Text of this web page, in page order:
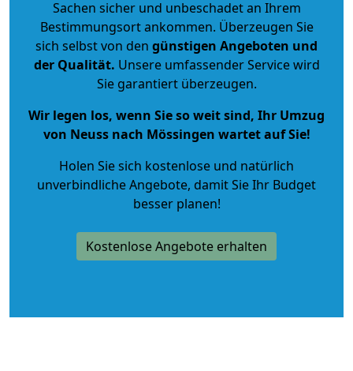
Sachen sicher und unbeschadet an Ihrem
Bestimmungsort ankommen. Überzeugen Sie
sich selbst von den günstigen Angeboten und
der Qualität. Unsere umfassender Service wird
Sie garantiert überzeugen.
Wir legen los, wenn Sie so weit sind, Ihr Umzug
von Neuss nach Mössingen wartet auf Sie!
Holen Sie sich kostenlose und natürlich
unverbindliche Angebote, damit Sie Ihr Budget
besser planen!
Kostenlose Angebote erhalten